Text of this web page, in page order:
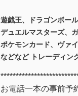
遊戯王、ドラゴンボー
デュエルマスターズ、
ポケモンカード、ヴァ
などなど トレーディン
お電話一本の事前予